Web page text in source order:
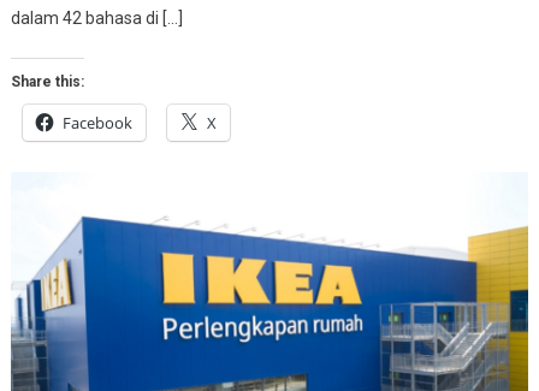
dalam 42 bahasa di […]
Share this:
Facebook X